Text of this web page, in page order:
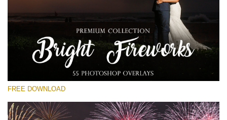
Free Fireworks Overlay #16
Small 800*533px
Bright Fireworks
(55 Overlays)
Bokeh Collection (650 Overlays)
FREE DOWNLOAD